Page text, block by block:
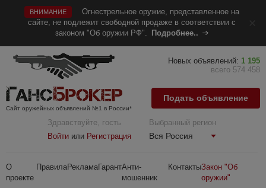
ВНИМАНИЕ
Огнестрельное оружие, представленное на
сайте, не подлежит свободной продаже в соответствии с
законом "Об оружии РФ".
Подробнее..
Сайт оружейных объявлений №1 в России*
Здравствуйте, гость
Войти или Регистрация
Выбранный регион
Вся Россия
О
проекте
ПравилаРекламаГарантАнти-
мошенник
КонтактыЗакон "Об
оружии"
Новых объявлений: 1 195
всего 574 458
Подать объявление